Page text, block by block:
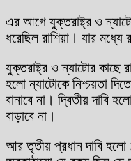
এর আগে যুক্তরাষ্ট্র ও
ধরেছিল রাশিয়া। যার মধ্যে
যুক্তরাষ্ট্র ও ন্যাটোর কাছে
হলো ন্যাটোকে নিশ্চয়তা
বানাবে না। দ্বিতীয় দাবি
বাড়াবে না।
আর তৃতীয় প্রধান দাবি হলো